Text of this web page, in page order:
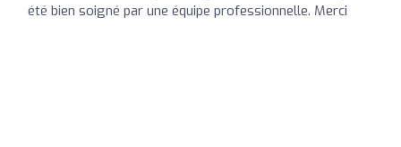
été bien soigné par une équipe professionnelle. Merci